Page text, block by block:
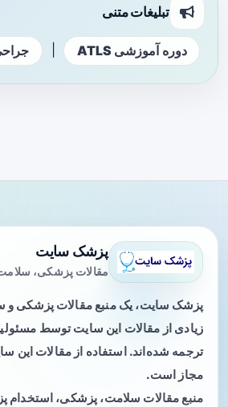
تبلیغات متنی
دوره آموزشی ATLS
پزشک سایت
مقالات پزشکی،
پزشک سایت، یک منبع مقالات پزشکی
زیادی از مقالات این سایت توسط
ترجمه شده‌اند. استفاده از مقالات این
مجاز است.
منبع مقالات سلامت، پزشکی، استخدام